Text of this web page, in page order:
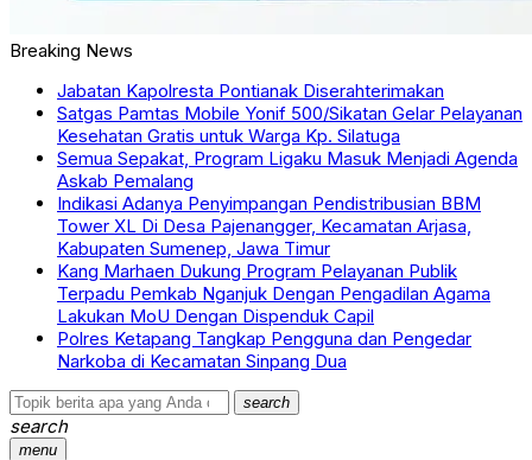
Breaking News
Jabatan Kapolresta Pontianak Diserahterimakan
Satgas Pamtas Mobile Yonif 500/Sikatan Gelar Pelayanan
Kesehatan Gratis untuk Warga Kp. Silatuga
Semua Sepakat, Program Ligaku Masuk Menjadi Agenda
Askab Pemalang
Indikasi Adanya Penyimpangan Pendistribusian BBM
Tower XL Di Desa Pajenangger, Kecamatan Arjasa,
Kabupaten Sumenep, Jawa Timur
Kang Marhaen Dukung Program Pelayanan Publik
Terpadu Pemkab Nganjuk Dengan Pengadilan Agama
Lakukan MoU Dengan Dispenduk Capil
Polres Ketapang Tangkap Pengguna dan Pengedar
Narkoba di Kecamatan Sinpang Dua
search
search
menu